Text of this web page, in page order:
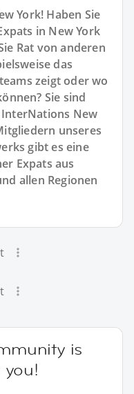
York! Haben Sie
in New York
Rat von anderen
das
zeigt oder wo
Sie sind
New
unseres
gibt es eine
Expats aus
allen Regionen
is